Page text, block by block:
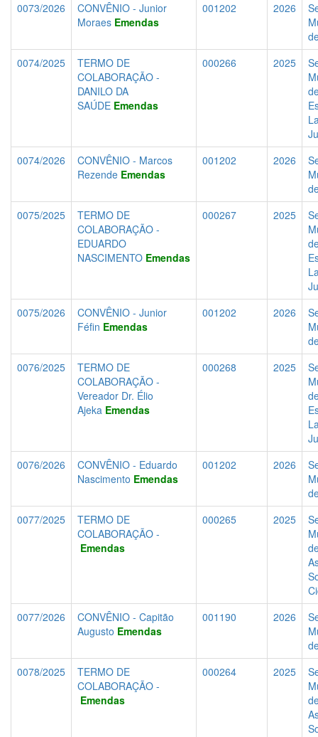
0073/2026
CONVÊNIO - Junior
Moraes Emendas
001202 2026
0074/2025
TERMO DE
COLABORAÇÃO -
DANILO DA
SAÚDE Emendas
000266 2025
0074/2026
CONVÊNIO - Marcos
Rezende Emendas
001202 2026
0075/2025
TERMO DE
COLABORAÇÃO -
EDUARDO
NASCIMENTO Emendas
000267 2025
0075/2026
CONVÊNIO - Junior
Féfin Emendas
001202 2026
0076/2025
TERMO DE
COLABORAÇÃO -
Vereador Dr. Élio
Ajeka Emendas
000268 2025
0076/2026
CONVÊNIO - Eduardo
Nascimento Emendas
001202 2026
0077/2025
TERMO DE
COLABORAÇÃO -
Emendas
000265 2025
0077/2026
CONVÊNIO - Capitão
Augusto Emendas
001190 2026
0078/2025
TERMO DE
COLABORAÇÃO -
Emendas
000264 2025